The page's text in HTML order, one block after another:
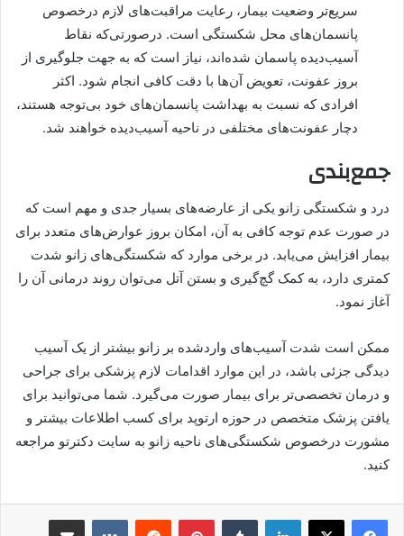
سریع‌تر وضعیت بیمار، رعایت مراقبت‌های لازم درخصوص
پانسمان‌های محل شکستگی است. درصورتی‌که نقاط
آسیب‌دیده پاسمان شده‌اند، نیاز است که به جهت جلوگیری از
بروز عفونت‌، تعویض آن‌ها با دقت کافی انجام شود. اکثر
افرادی که نسبت به بهداشت پانسمان‌های خود بی‌توجه هستند،
دچار عفونت‌های مختلفی در ناحیه آسیب‌دیده خواهند شد.
جمع‌بندی
درد و شکستگی زانو یکی از عارضه‌های بسیار جدی و مهم است که‌
در صورت عدم توجه کافی به آن، امکان بروز عوارض‌های متعدد برای
بیمار افزایش می‌یابد. در برخی موارد که شکستگی‌های زانو شدت
کمتری دارد، به کمک گچ‌گیری و بستن آتل می‌توان روند درمانی آن را
آغاز نمود.
ممکن است شدت آسیب‌های واردشده بر زانو بیشتر از یک آسیب‌
دیدگی جزئی باشد، در این موارد اقدامات لازم پزشکی برای جراحی
و درمان تخصصی‌تر برای بیمار صورت می‌گیرد. شما می‌توانید برای
یافتن پزشک متخصص در حوزه ارتوپد برای کسب اطلاعات بیشتر و
مشورت درخصوص شکستگی‌های ناحیه زانو به سایت دکترتو مراجعه
کنید.
لینکدین ‫تامبلر پینترست‫رددیت ‫VKontakteاشتراک گذاری از طریق ایمیل